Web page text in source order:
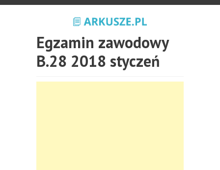
Egzamin zawodowy
B.28 2018 styczeń